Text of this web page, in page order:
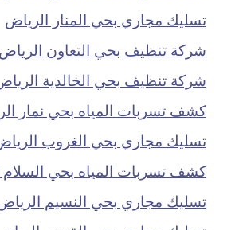
تسليك مجاري بحي المنار الرياض
شركة تنظيف بحي التعاون الرياض
شركة تنظيف بحي الخالدية
كشف تسربات المياه بحي نمار
تسليك مجاري بحي الغروب
كشف تسربات المياه بحي السلام
تسليك مجاري بحي النسيم